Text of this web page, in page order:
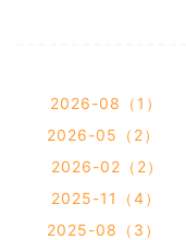
2026-08（1）
2026-05（2）
2026-02（2）
2025-11（4）
2025-08（3）